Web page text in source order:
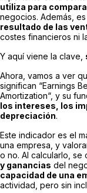
utiliza para
negocios. Además,
resultado de las
costes financieros ni
Y aquí viene la clave,
Ahora, vamos a ver
significan “Earnings
Amortization“, y su
los intereses, los
depreciación.
Este indicador es el
una empresa, y
o no. Al calcularlo, se
y ganancias del
capacidad de una
actividad, pero sin